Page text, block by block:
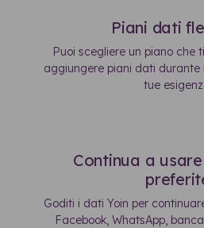
Piani dati
Puoi scegliere un piano che
aggiungere piani dati durante
tue
Continua a
Goditi i dati Yoin per
Facebook, WhatsApp,